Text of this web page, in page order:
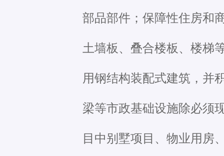
部品部件；保障性住房和
土墙板、叠合楼板、楼梯
用钢结构装配式建筑，并
梁等市政基础设施除必须
目中别墅项目、物业用房